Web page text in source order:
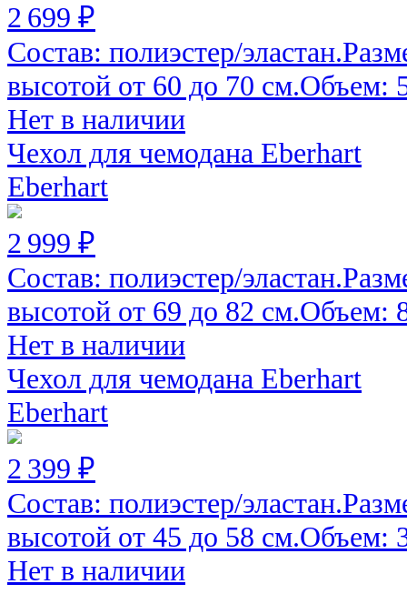
2 699 ₽
Состав: полиэстер/
высотой от 60 до 70 см.Объем:
Нет в наличии
Чехол для чемодана Eberhart
Eberhart
2 999 ₽
Состав: полиэстер/
высотой от 69 до 82 см.Объем:
Нет в наличии
Чехол для чемодана Eberhart
Eberhart
2 399 ₽
Состав: полиэстер/
высотой от 45 до 58 см.Объем:
Нет в наличии